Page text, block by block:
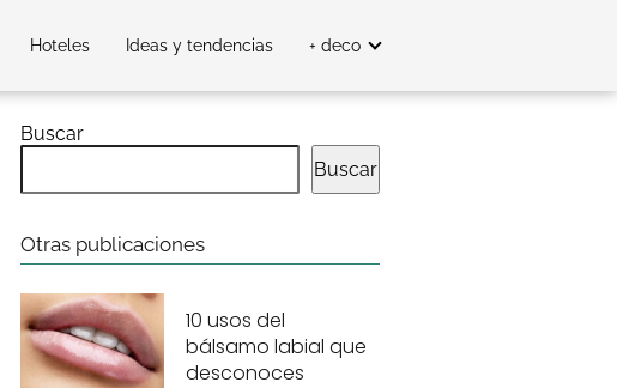
Hoteles Ideas y tendencias + deco
Buscar
Buscar
Otras publicaciones
10 usos del
bálsamo labial que
desconoces